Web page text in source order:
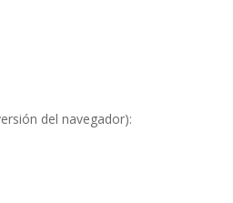
del navegador):